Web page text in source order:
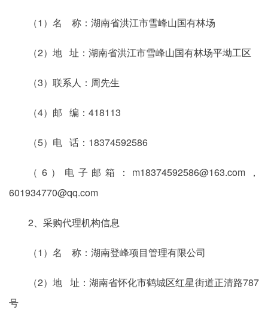
（1）名 称：湖南省洪江市雪峰山国有林场
（2）地 址：湖南省洪江市雪峰山国有林场平坳工区
（3）联系人：周先生
（4）邮 编：418113
（5）电 话：18374592586
（6）电子邮箱：m18374592586@163.com，
601934770@qq.com
2、采购代理机构信息
（1）名 称：湖南登峰项目管理有限公司
（2）地 址：湖南省怀化市鹤城区红星街道正清路787
号